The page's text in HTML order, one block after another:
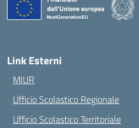
Link Esterni
MIUR
Ufficio Scolastico Regionale
Ufficio Scolastico Territoriale